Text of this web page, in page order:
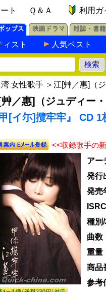
ト Ｑ＆Ａ 利用ガ
ィスト 人気ベスト
女性歌手 ＞ 江[艸／惠]（
／惠]（ジュディー
甲[イ尓]攬牢牢』 CD 1
<<収録歌手の
アー
発行
発売
種別
曲数
重量
商品
参考